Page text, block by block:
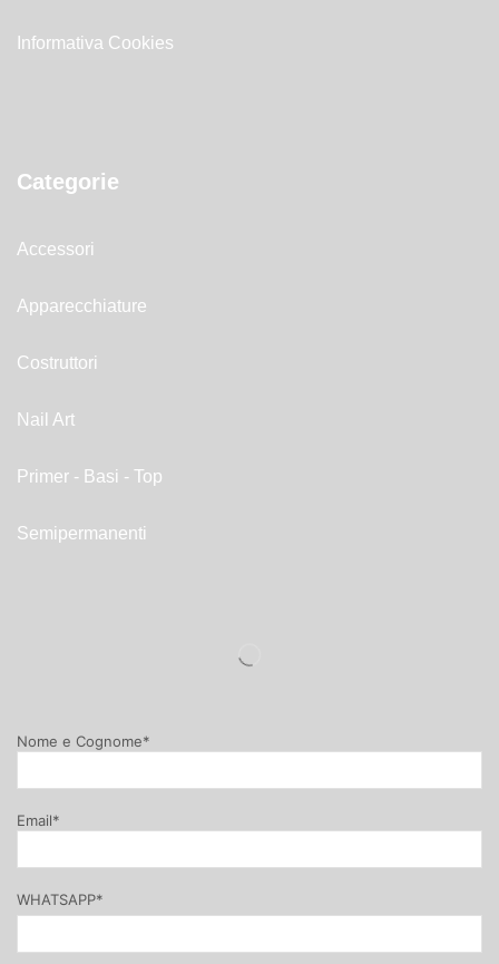
Informativa Cookies
Categorie
Accessori
Apparecchiature
Costruttori
Nail Art
Primer - Basi - Top
Semipermanenti
Nome e Cognome*
Email*
WHATSAPP*